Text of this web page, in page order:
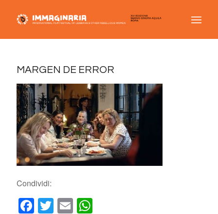
MARGEN DE ERROR
Condividi:
Facebook
Twitter
EmailWhatsApp